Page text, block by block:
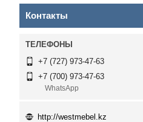
Контакты
+7 (727) 973-47-63
+7 (700) 973-47-63
WhatsApp
http://westmebel.kz